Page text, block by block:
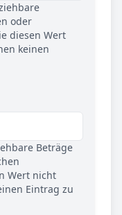
oder
diesen Wert
keinen
Beträge
Wert nicht
Eintrag zu